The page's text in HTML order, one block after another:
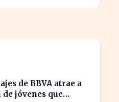
de BBVA atrae a
jóvenes que